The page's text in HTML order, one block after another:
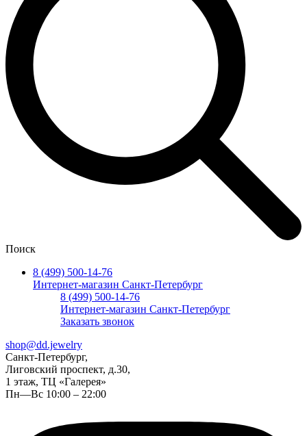
Поиск
8 (499) 500-14-76
Интернет-магазин Санкт-Петербург
8 (499) 500-14-76
Интернет-магазин Санкт-Петербург
Заказать звонок
shop@dd.jewelry
Санкт-Петербург,
Лиговский проспект, д.30,
1 этаж, ТЦ «Галерея»
Пн—Вс 10:00 – 22:00